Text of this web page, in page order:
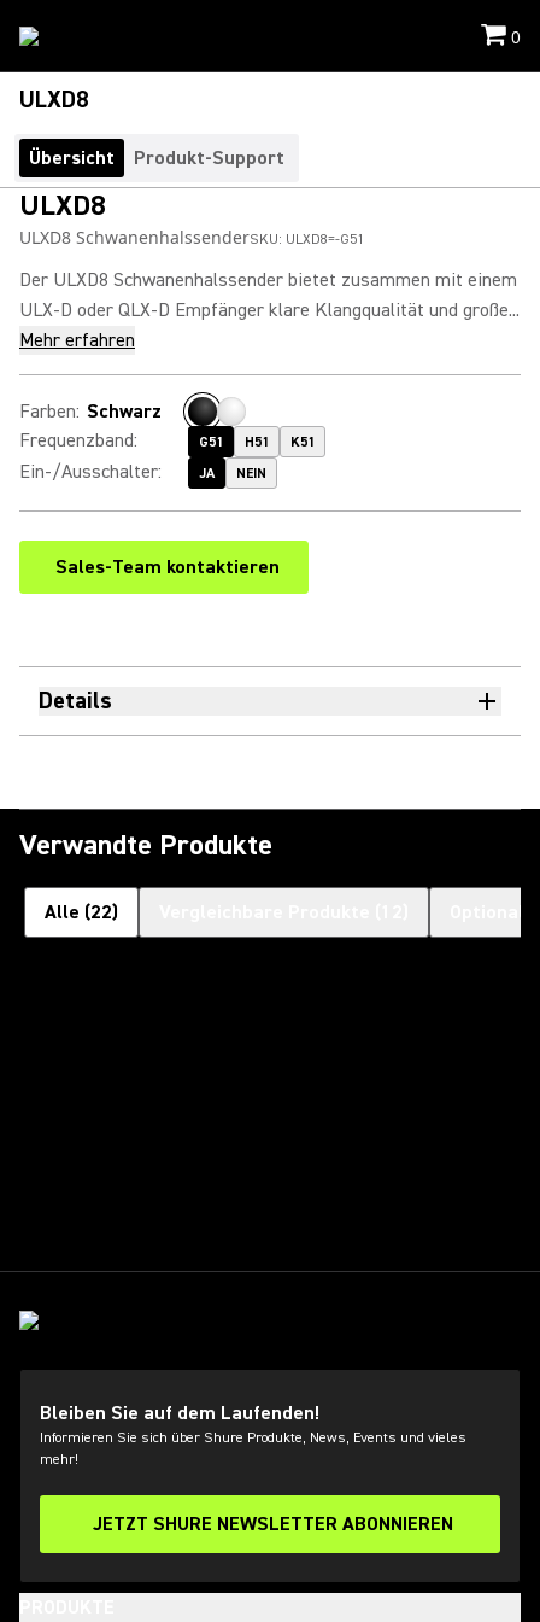
0
ULXD8
Übersicht Produkt-Support
ULXD8
ULXD8 SchwanenhalssenderSKU: ULXD8=-G51
Der ULXD8 Schwanenhalssender bietet zusammen mit einem
ULX-D oder QLX-D Empfänger klare Klangqualität und große...
Mehr erfahren
Farben: Schwarz
Frequenzband: G51 H51 K51
Ein-/Ausschalter: JA NEIN
Sales-Team kontaktieren
Details
Verwandte Produkte
Alle (22)
Bleiben Sie auf dem Laufenden!
Informieren Sie sich über Shure Produkte, News, Events und vieles
mehr!
JETZT SHURE NEWSLETTER ABONNIEREN